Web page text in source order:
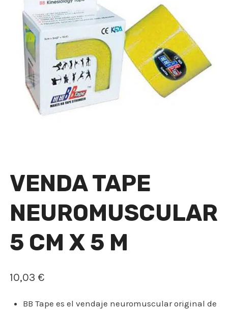
VENDA TAPE
NEUROMUSCULAR
5 CM X 5 M
10,03 €
BB Tape es el vendaje neuromuscular original de